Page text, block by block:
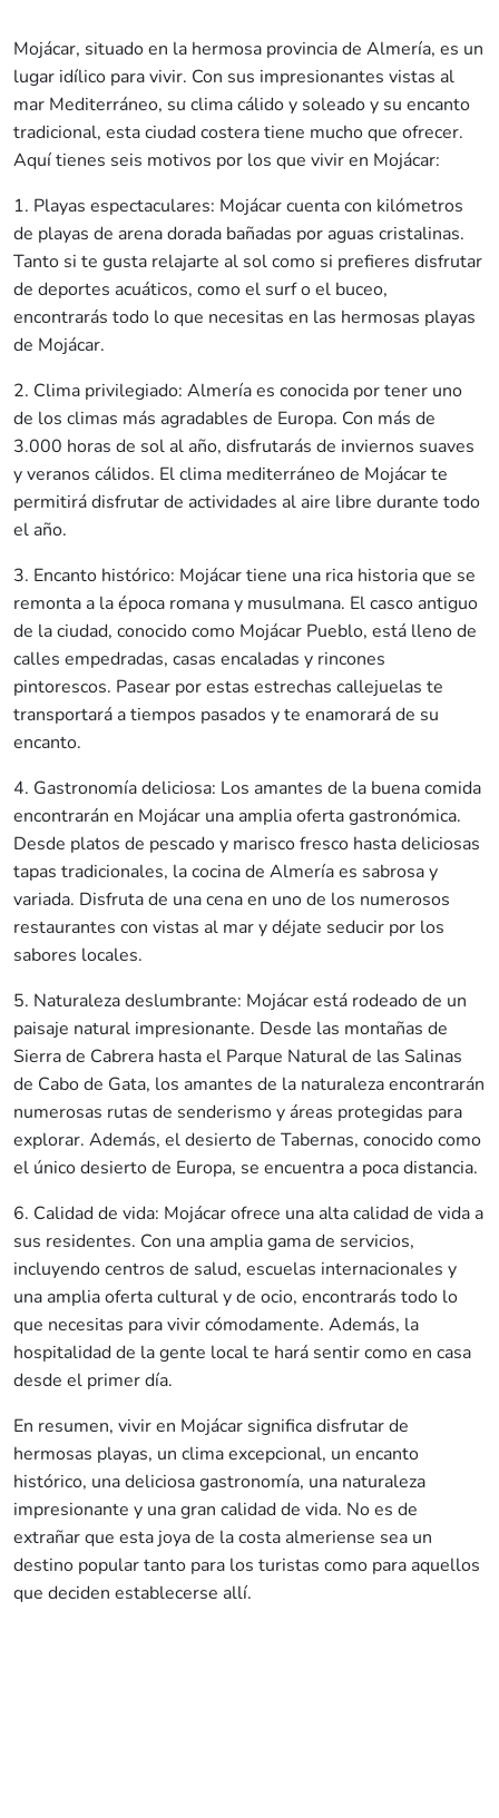
Mojácar, situado en la hermosa provincia de Almería, es un
lugar idílico para vivir. Con sus impresionantes vistas al
mar Mediterráneo, su clima cálido y soleado y su encanto
tradicional, esta ciudad costera tiene mucho que ofrecer.
Aquí tienes seis motivos por los que vivir en Mojácar:
1. Playas espectaculares: Mojácar cuenta con kilómetros
de playas de arena dorada bañadas por aguas cristalinas.
Tanto si te gusta relajarte al sol como si prefieres disfrutar
de deportes acuáticos, como el surf o el buceo,
encontrarás todo lo que necesitas en las hermosas playas
de Mojácar.
2. Clima privilegiado: Almería es conocida por tener uno
de los climas más agradables de Europa. Con más de
3.000 horas de sol al año, disfrutarás de inviernos suaves
y veranos cálidos. El clima mediterráneo de Mojácar te
permitirá disfrutar de actividades al aire libre durante todo
el año.
3. Encanto histórico: Mojácar tiene una rica historia que se
remonta a la época romana y musulmana. El casco antiguo
de la ciudad, conocido como Mojácar Pueblo, está lleno de
calles empedradas, casas encaladas y rincones
pintorescos. Pasear por estas estrechas callejuelas te
transportará a tiempos pasados y te enamorará de su
encanto.
4. Gastronomía deliciosa: Los amantes de la buena comida
encontrarán en Mojácar una amplia oferta gastronómica.
Desde platos de pescado y marisco fresco hasta deliciosas
tapas tradicionales, la cocina de Almería es sabrosa y
variada. Disfruta de una cena en uno de los numerosos
restaurantes con vistas al mar y déjate seducir por los
sabores locales.
5. Naturaleza deslumbrante: Mojácar está rodeado de un
paisaje natural impresionante. Desde las montañas de
Sierra de Cabrera hasta el Parque Natural de las Salinas
de Cabo de Gata, los amantes de la naturaleza encontrarán
numerosas rutas de senderismo y áreas protegidas para
explorar. Además, el desierto de Tabernas, conocido como
el único desierto de Europa, se encuentra a poca distancia.
6. Calidad de vida: Mojácar ofrece una alta calidad de vida a
sus residentes. Con una amplia gama de servicios,
incluyendo centros de salud, escuelas internacionales y
una amplia oferta cultural y de ocio, encontrarás todo lo
que necesitas para vivir cómodamente. Además, la
hospitalidad de la gente local te hará sentir como en casa
desde el primer día.
En resumen, vivir en Mojácar significa disfrutar de
hermosas playas, un clima excepcional, un encanto
histórico, una deliciosa gastronomía, una naturaleza
impresionante y una gran calidad de vida. No es de
extrañar que esta joya de la costa almeriense sea un
destino popular tanto para los turistas como para aquellos
que deciden establecerse allí.